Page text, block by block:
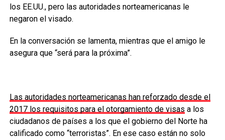
los EE.UU., pero las autoridades norteamericanas le
negaron el visado.
En la conversación se lamenta, mientras que el amigo le
asegura que “será para la próxima”.
Las autoridades norteamericanas han reforzado desde el
2017 los requisitos para el otorgamiento de visas a los
ciudadanos de países a los que el gobierno del Norte ha
calificado como “terroristas”. En ese caso están no solo